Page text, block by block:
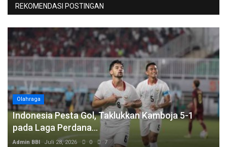
REKOMENDASI POSTINGAN
Olahraga
Indonesia Pesta Gol, Taklukkan Kamboja 5-1
pada Laga Perdana...
Admin BBI Juli 28, 2026 0 7